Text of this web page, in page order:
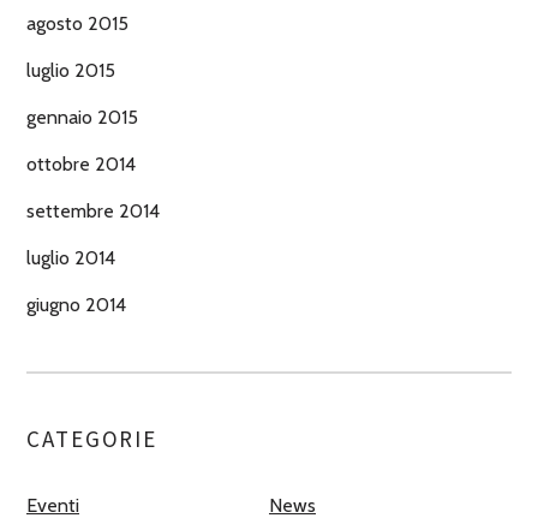
agosto 2015
luglio 2015
gennaio 2015
ottobre 2014
settembre 2014
luglio 2014
giugno 2014
CATEGORIE
Eventi News